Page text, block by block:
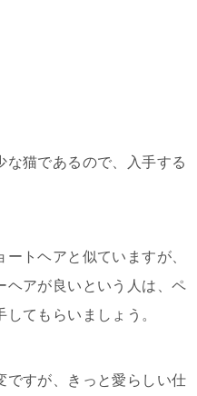
な猫であるので、入手する
トヘアと似ていますが、
ヘアが良いという人は、ペ
てもらいましょう。
ですが、きっと愛らしい仕